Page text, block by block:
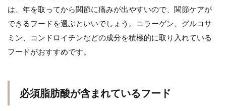
は、年を取ってから関節に痛みが出やすいので、関節ケアが
できるフードを選ぶといいでしょう。コラーゲン、グルコサ
ミン、コンドロイチンなどの成分を積極的に取り入れている
フードがおすすめです。
必須脂肪酸が含まれているフード